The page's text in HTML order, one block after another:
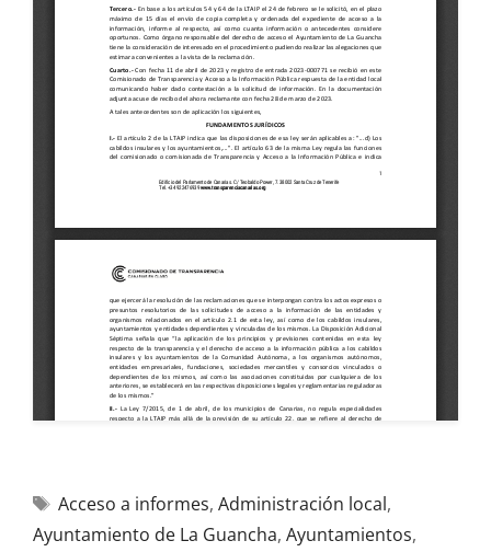
Acceso a informes, Administración local,
Ayuntamiento de La Guancha, Ayuntamientos,